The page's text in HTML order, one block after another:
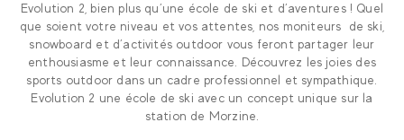
Evolution 2, bien plus qu’une école de ski et d’aventures ! Quel
que soient votre niveau et vos attentes, nos moniteurs de ski,
snowboard et d’activités outdoor vous feront partager leur
enthousiasme et leur connaissance. Découvrez les joies des
sports outdoor dans un cadre professionnel et sympathique.
Evolution 2 une école de ski avec un concept unique sur la
station de Morzine.